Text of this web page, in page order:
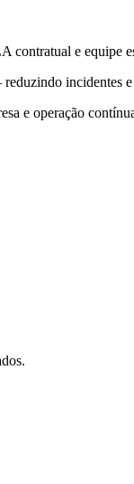
e equipe
incidentes
e operação